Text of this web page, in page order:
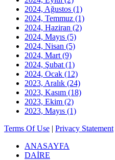
2024, Ağustos (1)
2024, Temmuz (1)
2024, Haziran (2)
2024, Mayıs (5)
2024, Nisan (5)
2024, Mart (9)
2024, Şubat (1)
2024, Ocak (12)
2023, Aralık (24)
2023, Kasım (18)
2023, Ekim (2)
2023, Mayıs (1)
Terms Of Use | Privacy Statement
ANASAYFA
DAİRE